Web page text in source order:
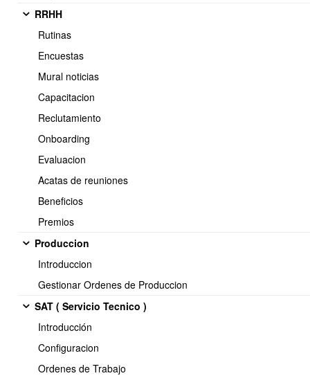
RRHH
Rutinas
Encuestas
Mural noticias
Capacitacion
Reclutamiento
Onboarding
Evaluacion
Acatas de reuniones
Beneficios
Premios
Produccion
Introduccion
Gestionar Ordenes de Produccion
SAT ( Servicio Tecnico )
Introducción
Configuracion
Ordenes de Trabajo
correspondiente.
{$EmpresaNombre}
Teléfono: {$EmpresaTelefono}
after_expiration
Señor(es){$NombreCliente},
Junto con saludar, queremos informarle que según nuestros
factura número {$FolioFactura} con fecha {$FechaFactura}.
Este saldo venció hace {$DiasVencimiento} días.